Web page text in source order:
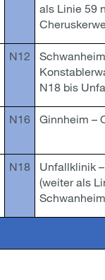
als Linie 59
N12
N18 bis
N16 Ginnheim –
N18
Unfallklinik
(weiter als